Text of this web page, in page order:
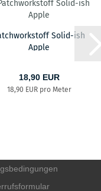
Solid-ish
Apple
18,90 EUR
18,90 EUR pro Meter